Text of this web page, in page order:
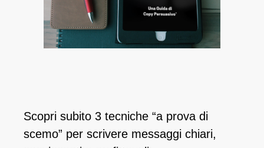
Scopri subito 3 tecniche “a prova di
scemo” per scrivere messaggi chiari,